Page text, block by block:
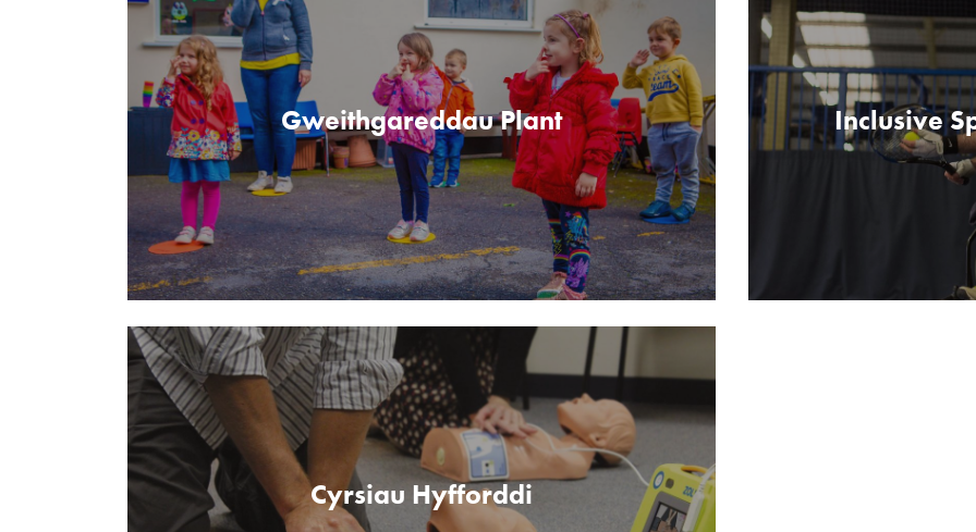
Gweithgareddau Plant Inclusive
Cyrsiau Hyfforddi